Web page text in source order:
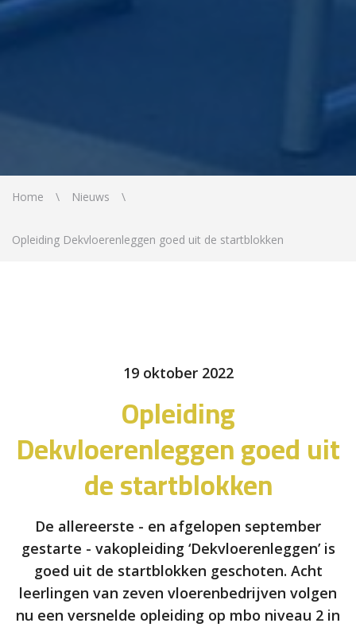
Home Nieuws
Opleiding Dekvloerenleggen goed uit de startblokken
19 oktober 2022
Opleiding
Dekvloerenleggen goed uit
de startblokken
De allereerste - en afgelopen september
gestarte - vakopleiding ‘Dekvloerenleggen’ is
goed uit de startblokken geschoten. Acht
leerlingen van zeven vloerenbedrijven volgen
nu een versnelde opleiding op mbo niveau 2 in